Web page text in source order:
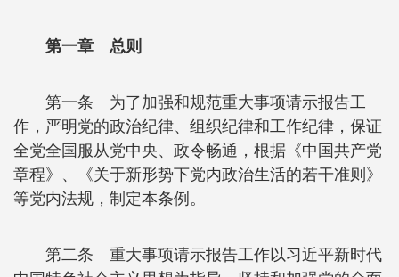
第一章 总则
第一条 为了加强和规范重大事项请示报告工
作，严明党的政治纪律、组织纪律和工作纪律，保证
全党全国服从党中央、政令畅通，根据《中国共产党
章程》、《关于新形势下党内政治生活的若干准则》
等党内法规，制定本条例。
第二条 重大事项请示报告工作以习近平新时代